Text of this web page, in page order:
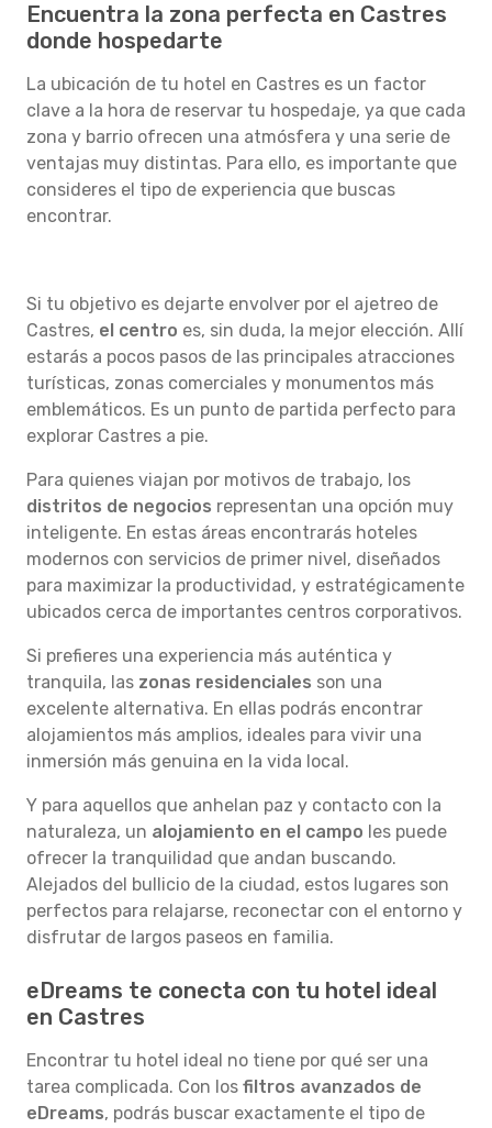
Encuentra la zona perfecta en Castres
donde hospedarte
La ubicación de tu hotel en Castres es un factor
clave a la hora de reservar tu hospedaje, ya que cada
zona y barrio ofrecen una atmósfera y una serie de
ventajas muy distintas. Para ello, es importante que
consideres el tipo de experiencia que buscas
encontrar.
Si tu objetivo es dejarte envolver por el ajetreo de
Castres, el centro es, sin duda, la mejor elección. Allí
estarás a pocos pasos de las principales atracciones
turísticas, zonas comerciales y monumentos más
emblemáticos. Es un punto de partida perfecto para
explorar Castres a pie.
Para quienes viajan por motivos de trabajo, los
distritos de negocios representan una opción muy
inteligente. En estas áreas encontrarás hoteles
modernos con servicios de primer nivel, diseñados
para maximizar la productividad, y estratégicamente
ubicados cerca de importantes centros corporativos.
Si prefieres una experiencia más auténtica y
tranquila, las zonas residenciales son una
excelente alternativa. En ellas podrás encontrar
alojamientos más amplios, ideales para vivir una
inmersión más genuina en la vida local.
Y para aquellos que anhelan paz y contacto con la
naturaleza, un alojamiento en el campo les puede
ofrecer la tranquilidad que andan buscando.
Alejados del bullicio de la ciudad, estos lugares son
perfectos para relajarse, reconectar con el entorno y
disfrutar de largos paseos en familia.
eDreams te conecta con tu hotel ideal
en Castres
Encontrar tu hotel ideal no tiene por qué ser una
tarea complicada. Con los filtros avanzados de
eDreams, podrás buscar exactamente el tipo de